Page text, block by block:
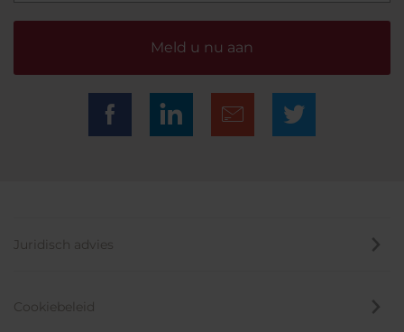
Meld u nu aan
Juridisch advies
Cookiebeleid